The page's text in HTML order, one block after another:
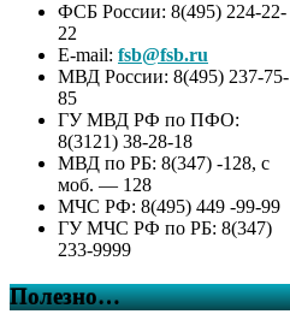
ФСБ России: 8(495) 224-22-
22
E-mail: fsb@fsb.ru
МВД России: 8(495) 237-75-
85
ГУ МВД РФ по ПФО:
8(3121) 38-28-18
МВД по РБ: 8(347) -128, с
моб. — 128
МЧС РФ: 8(495) 449 -99-99
ГУ МЧС РФ по РБ: 8(347)
233-9999
Полезно…